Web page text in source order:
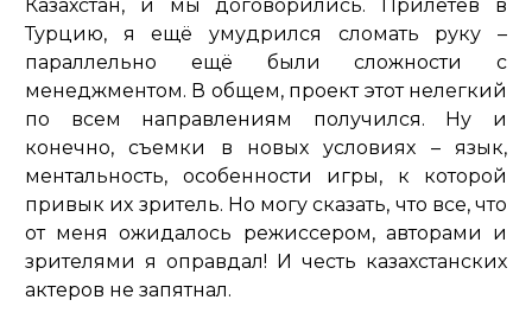
Казахстан, и мы договорились. Прилетев в
Турцию, я ещё умудрился сломать руку –
параллельно ещё были сложности с
менеджментом. В общем, проект этот нелегкий
по всем направлениям получился. Ну и
конечно, съемки в новых условиях – язык,
ментальность, особенности игры, к которой
привык их зритель. Но могу сказать, что все, что
от меня ожидалось режиссером, авторами и
зрителями я оправдал! И честь казахстанских
актеров не запятнал.